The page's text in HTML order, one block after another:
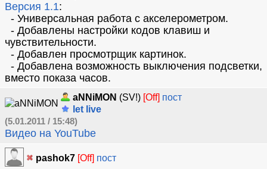
Версия 1.1:
- Универсальная работа с акселерометром.
- Добавлены настройки кодов клавиш и
чувствительности.
- Добавлен просмотрщик картинок.
- Добавлена возможность выключения подсветки,
вместо показа часов.
aNNiMON (SV!) [Off] пост
let live
(5.01.2011 / 15:48)
Видео на YouTube
pashok7 [Off] пост